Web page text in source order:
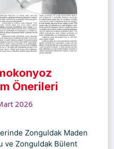
Önerileri
2026
Zonguldak Maden
ve Zonguldak Bülent